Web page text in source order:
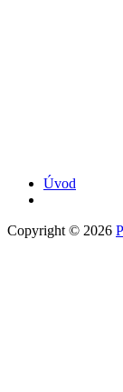
Úvod
Copyright © 2026